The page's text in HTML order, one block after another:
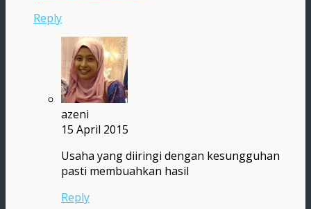
Reply
azeni
15 April 2015
Usaha yang diiringi dengan kesungguhan
pasti membuahkan hasil
Reply